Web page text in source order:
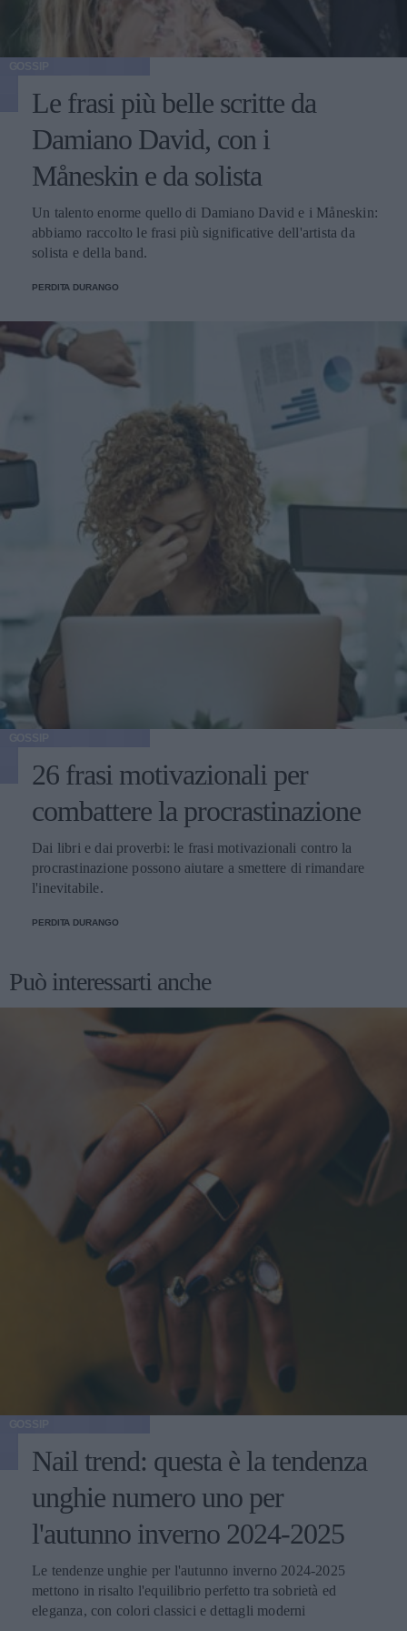
Le frasi più belle scritte da
Damiano David, con i
Måneskin e da solista
Un talento enorme quello di Damiano David e i Måneskin:
abbiamo raccolto le frasi più significative dell'artista da
solista e della band.
PERDITA DURANGO
26 frasi motivazionali per
combattere la procrastinazione
Dai libri e dai proverbi: le frasi motivazionali contro la
procrastinazione possono aiutare a smettere di rimandare
l'inevitabile.
PERDITA DURANGO
Può interessarti anche
Nail trend: questa è la tendenza
unghie numero uno per
l'autunno inverno 2024-2025
Le tendenze unghie per l'autunno inverno 2024-2025
mettono in risalto l'equilibrio perfetto tra sobrietà ed
eleganza, con colori classici e dettagli moderni